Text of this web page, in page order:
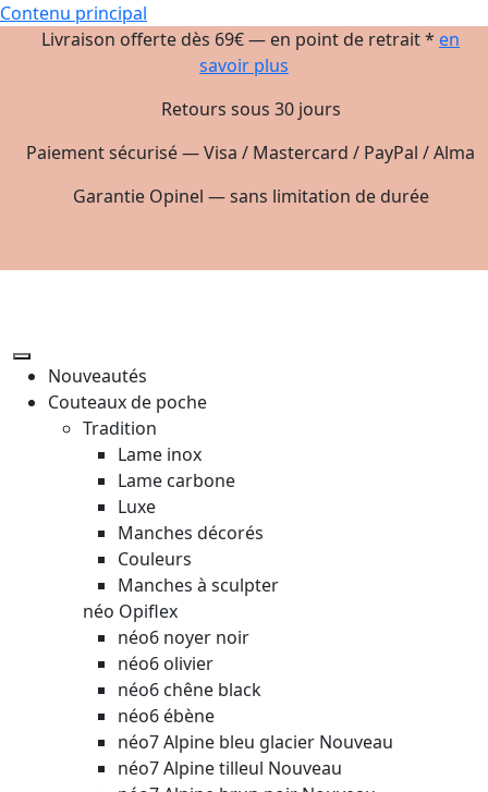
Contenu principal
Livraison offerte dès 69€ — en point de retrait * en
savoir plus
Retours sous 30 jours
Paiement sécurisé — Visa / Mastercard / PayPal / Alma
Garantie Opinel — sans limitation de durée
Nouveautés
Couteaux de poche
Tradition
Lame inox
Lame carbone
Luxe
Manches décorés
Couleurs
Manches à sculpter
néo Opiflex
néo6 noyer noir
néo6 olivier
néo6 chêne black
néo6 ébène
néo7 Alpine bleu glacier Nouveau
néo7 Alpine tilleul Nouveau